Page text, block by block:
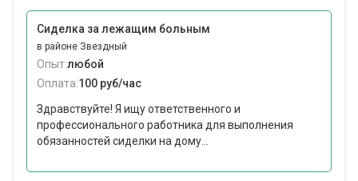
Сиделка за лежащим больным
в районе Звездный
Опыт:любой
Оплата:100 руб/час
Здравствуйте! Я ищу ответственного и
профессионального работника для выполнения
обязанностей сиделки на дому...